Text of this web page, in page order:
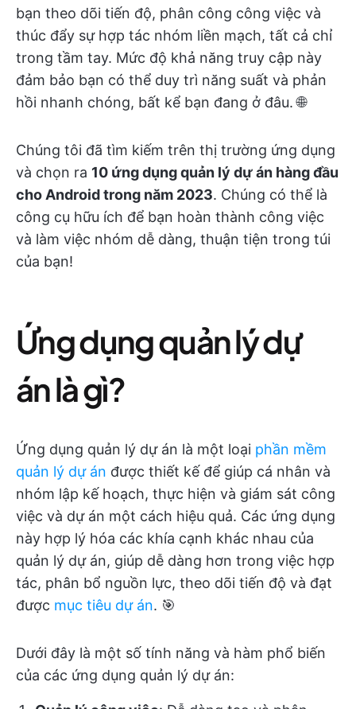
bạn theo dõi tiến độ, phân công công việc và
thúc đẩy sự hợp tác nhóm liền mạch, tất cả chỉ
trong tầm tay. Mức độ khả năng truy cập này
đảm bảo bạn có thể duy trì năng suất và phản
hồi nhanh chóng, bất kể bạn đang ở đâu. 🌐
Chúng tôi đã tìm kiếm trên thị trường ứng dụng
và chọn ra 10 ứng dụng quản lý dự án hàng đầu
cho Android trong năm 2023. Chúng có thể là
công cụ hữu ích để bạn hoàn thành công việc
và làm việc nhóm dễ dàng, thuận tiện trong túi
của bạn!
Ứng dụng quản lý dự
án là gì?
Ứng dụng quản lý dự án là một loại phần mềm
quản lý dự án được thiết kế để giúp cá nhân và
nhóm lập kế hoạch, thực hiện và giám sát công
việc và dự án một cách hiệu quả. Các ứng dụng
này hợp lý hóa các khía cạnh khác nhau của
quản lý dự án, giúp dễ dàng hơn trong việc hợp
tác, phân bổ nguồn lực, theo dõi tiến độ và đạt
được mục tiêu dự án. 🎯
Dưới đây là một số tính năng và hàm phổ biến
của các ứng dụng quản lý dự án: